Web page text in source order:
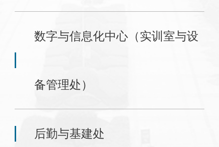
数字与信息化中心（实训室与设
备管理处）
后勤与基建处